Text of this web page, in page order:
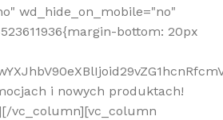
wd_hide_on_mobile="no"
bottom: 20px
i nowych produktach!
vc_column][vc_column